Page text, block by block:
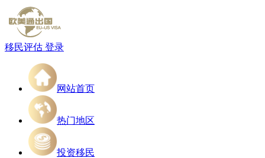
移民评估 登录
网站首页
热门地区
投资移民